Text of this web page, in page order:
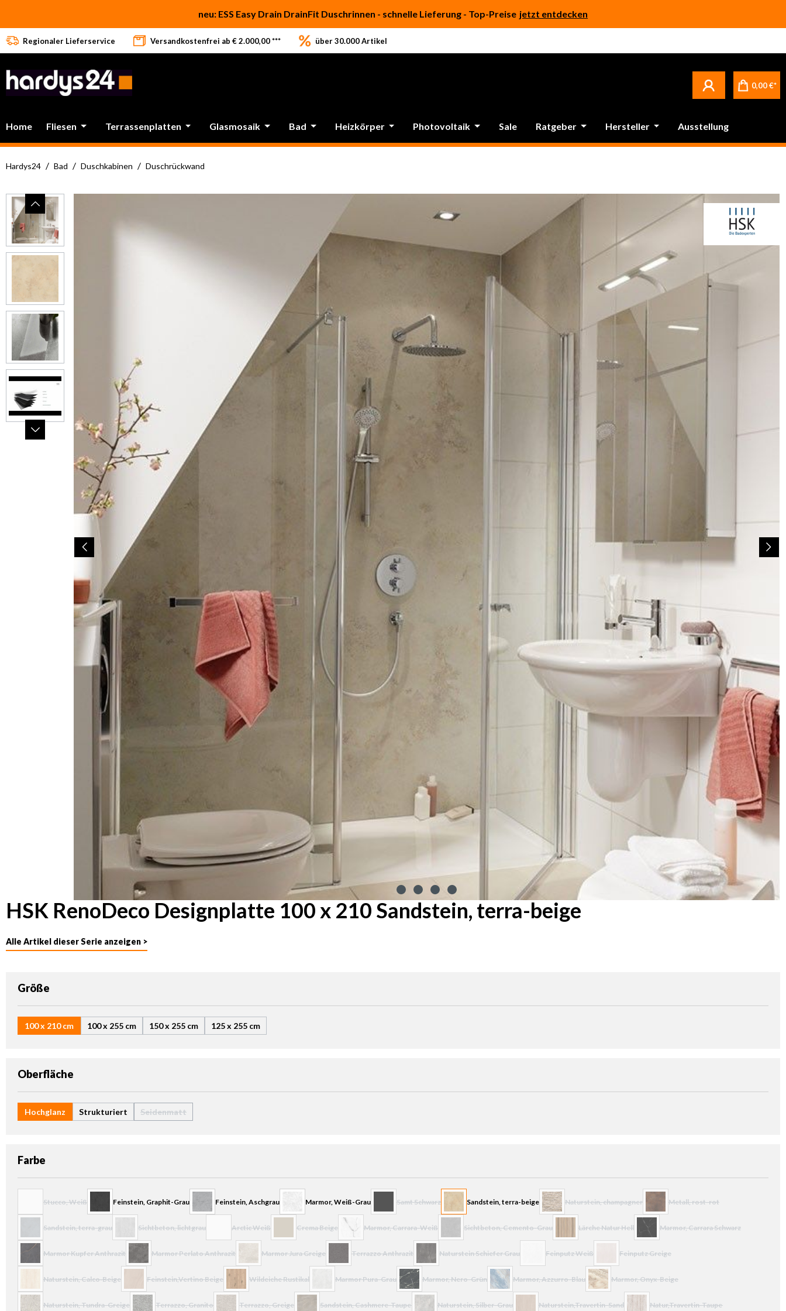
neu: ESS Easy Drain DrainFit Duschrinnen - schnelle Lieferung - Top-Preise jetzt entdecken
Regionaler Lieferservice Versandkostenfrei ab € 2.000,00 *** über 30.000 Artikel
0,00 €*
Home Fliesen Terrassenplatten Glasmosaik Bad Heizkörper Photovoltaik Sale Ratgeber Hersteller Ausstellung
Hardys24 / Bad / Duschkabinen / Duschrückwand
Bildergalerie überspringen
HSK RenoDeco Designplatte 100 x 210 Sandstein, terra-beige
Alle Artikel dieser Serie anzeigen >
Größe
100 x 210 cm 100 x 255 cm 150 x 255 cm 125 x 255 cm
Oberfläche
Hochglanz Strukturiert Seidenmatt
(Diese Option ist zurzeit nicht verfügbar.)
Farbe
Stucco, Weiß
(Diese Option ist zurzeit nicht verfügbar.)
Feinstein, Graphit-Grau Feinstein, Aschgrau Marmor, Weiß-Grau Samt Schwarz
(Diese Option ist zurzeit nicht verfügbar.)
Sandstein, terra-beige Naturstein, champagner
(Diese Option ist zurzeit nicht verfügbar.)
Metall, rost-rot
(Diese Option ist zurzeit nicht
Sandstein, terra-grau
(Diese Option ist zurzeit nicht verfügbar.)
Sichtbeton, lichtgrau
(Diese Option ist zurzeit nicht verfügbar.)
Arctic Weiß
(Diese Option ist zurzeit nicht verfügbar.)
Crema Beige
(Diese Option ist zurzeit nicht verfügbar.)
Marmor, Carrara-Weiß
(Diese Option ist zurzeit nicht verfügbar.)
Sichtbeton, Cemento-Grau
(Diese Option ist zurzeit nicht verfügbar.)
Lärche Natur Hell
(Diese Option ist zurzeit nicht verfügbar.)
Marmor, Carrara Schwarz
(Diese Option ist zurzeit nicht
Marmor Kupfer Anthrazit
(Diese Option ist zurzeit nicht verfügbar.)
Marmor Perlato Anthrazit
(Diese Option ist zurzeit nicht verfügbar.)
Marmor Jura Greige
(Diese Option ist zurzeit nicht verfügbar.)
Terrazzo Anthrazit Naturstein Schiefer Grau
(Diese Option ist zurzeit nicht verfügbar.)
Feinputz Weiß
(Diese Option ist zurzeit nicht verfügbar.)
Feinputz Greige
(Diese Option ist zurzeit nicht verfügbar.)
Naturstein, Calco‐Beige
(Diese Option ist zurzeit nicht verfügbar.)
Feinstein,Vertino Beige
(Diese Option ist zurzeit nicht verfügbar.)
Wildeiche Rustikal
(Diese Option ist zurzeit nicht verfügbar.)
Marmor Pura-Grau
(Diese Option ist zurzeit nicht verfügbar.)
Marmor, Nero-Grün
(Diese Option ist zurzeit nicht verfügbar.)
Marmor, Azzurro-Blau
(Diese Option ist zurzeit nicht verfügbar.)
Marmor, Onyx-Beige
(Diese Option ist zurzeit nicht verfügbar.)
Naturstein, Tundra-Greige Terrazzo, Granito Terrazzo, Greige Sandstein, Cashmere-Taupe Naturstein, Silber-Grau Naturstein,Travertin-Sand Natur,Travertin-Taupe